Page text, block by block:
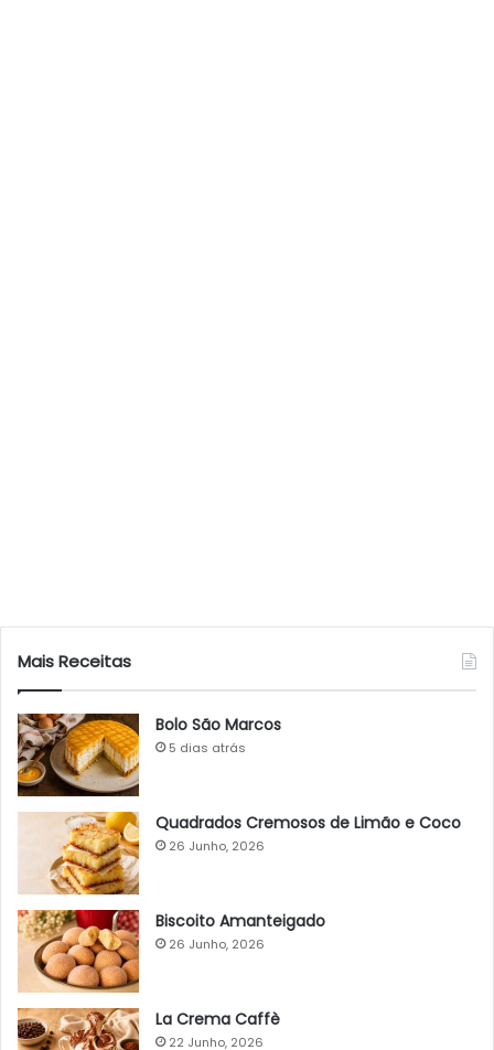
Mais Receitas
Bolo São Marcos
5 dias atrás
Quadrados Cremosos de Limão e Coco
26 Junho, 2026
Biscoito Amanteigado
26 Junho, 2026
La Crema Caffè
22 Junho, 2026